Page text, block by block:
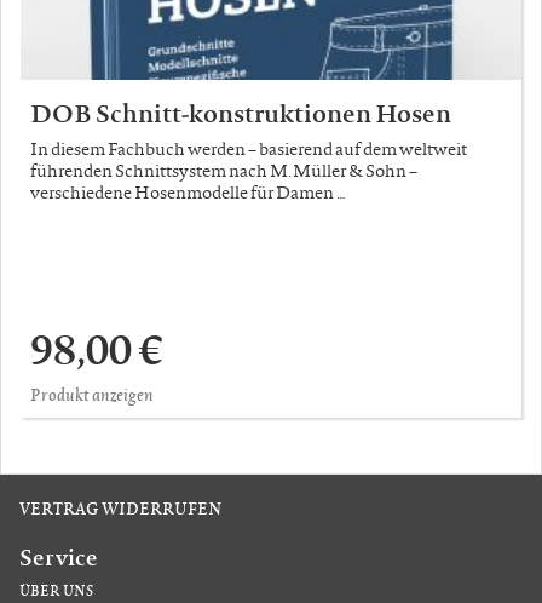
DOB Schnitt-konstruktionen Hosen
In diesem Fachbuch werden – basierend auf dem weltweit
führenden Schnittsystem nach M. Müller & Sohn –
verschiedene Hosenmodelle für Damen …
98,00 €
Produkt anzeigen
VERTRAG WIDERRUFEN
Service
ÜBER UNS